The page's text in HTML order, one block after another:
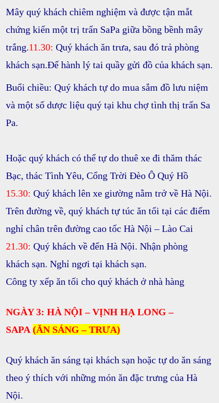
Mây quý khách chiêm nghiệm và được tận mắt
chứng kiến một trị trấn SaPa giữa bồng bềnh mây
trắng.11.30: Quý khách ăn trưa, sau đó trả phòng
khách sạn.Để hành lý tai quầy gửi đồ của khách sạn.
Buổi chiều: Quý khách tự do mua sắm đồ lưu niệm
và một số dược liệu quý tại khu chợ tình thị trấn Sa
Pa.
Hoặc quý khách có thể tự do thuê xe đi thăm thác
Bạc, thác Tình Yêu, Cổng Trời Đèo Ô Quý Hồ
15.30: Quý khách lên xe giường nằm trở về Hà Nội.
Trên đường về, quý khách tự túc ăn tối tại các điểm
nghỉ chân trên đường cao tốc Hà Nội – Lào Cai
21.30: Quý khách về đến Hà Nội. Nhận phòng
khách sạn. Nghỉ ngơi tại khách sạn.
Công ty xếp ăn tối cho quý khách ở nhà hàng
NGÀY 3: HÀ NỘI – VỊNH HẠ LONG –
SAPA (ĂN SÁNG – TRƯA)
Quý khách ăn sáng tại khách sạn hoặc tự do ăn sáng
theo ý thích với những món ăn đặc trưng của Hà
Nội.